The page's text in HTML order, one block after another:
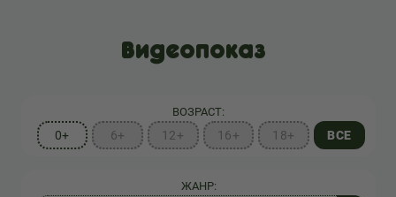
Видеопоказ
ВОЗРАСТ:
0+ 6+ 12+ 16+ 18+ ВСЕ
ЖАНР: